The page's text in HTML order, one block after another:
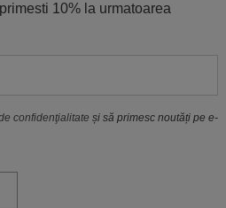
10% la urmatoarea
confidenţialitate și să primesc noutăți pe e-